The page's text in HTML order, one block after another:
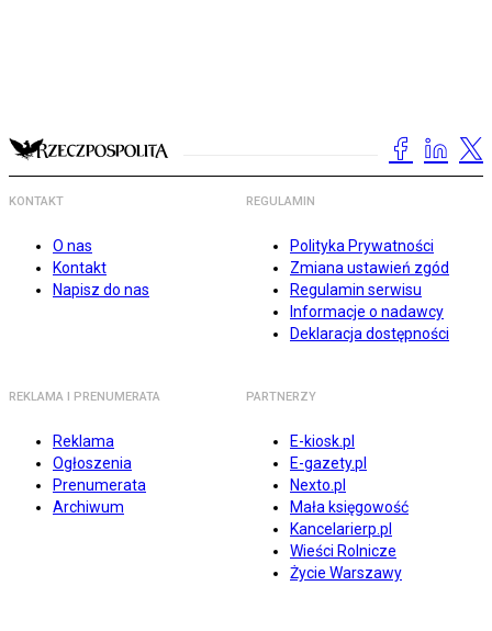
KONTAKT
O nas
Kontakt
Napisz do nas
REGULAMIN
Polityka Prywatności
Zmiana ustawień zgód
Regulamin serwisu
Informacje o nadawcy
Deklaracja dostępności
REKLAMA I PRENUMERATA
Reklama
Ogłoszenia
Prenumerata
Archiwum
PARTNERZY
E-kiosk.pl
E-gazety.pl
Nexto.pl
Mała księgowość
Kancelarierp.pl
Wieści Rolnicze
Życie Warszawy